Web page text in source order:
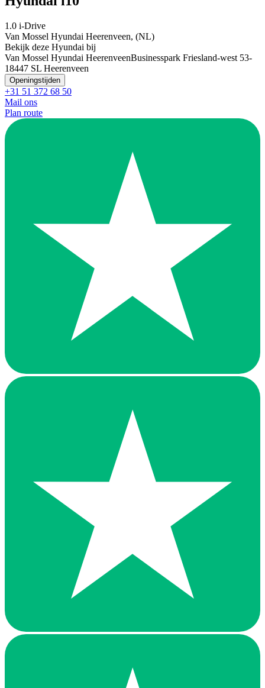
1.0 i-Drive
Van Mossel Hyundai Heerenveen, (NL)
Bekijk deze Hyundai bij
Van Mossel Hyundai HeerenveenBusinesspark Friesland-west 53-
18447 SL Heerenveen
Openingstijden
+31 51 372 68 50
Mail ons
Plan route